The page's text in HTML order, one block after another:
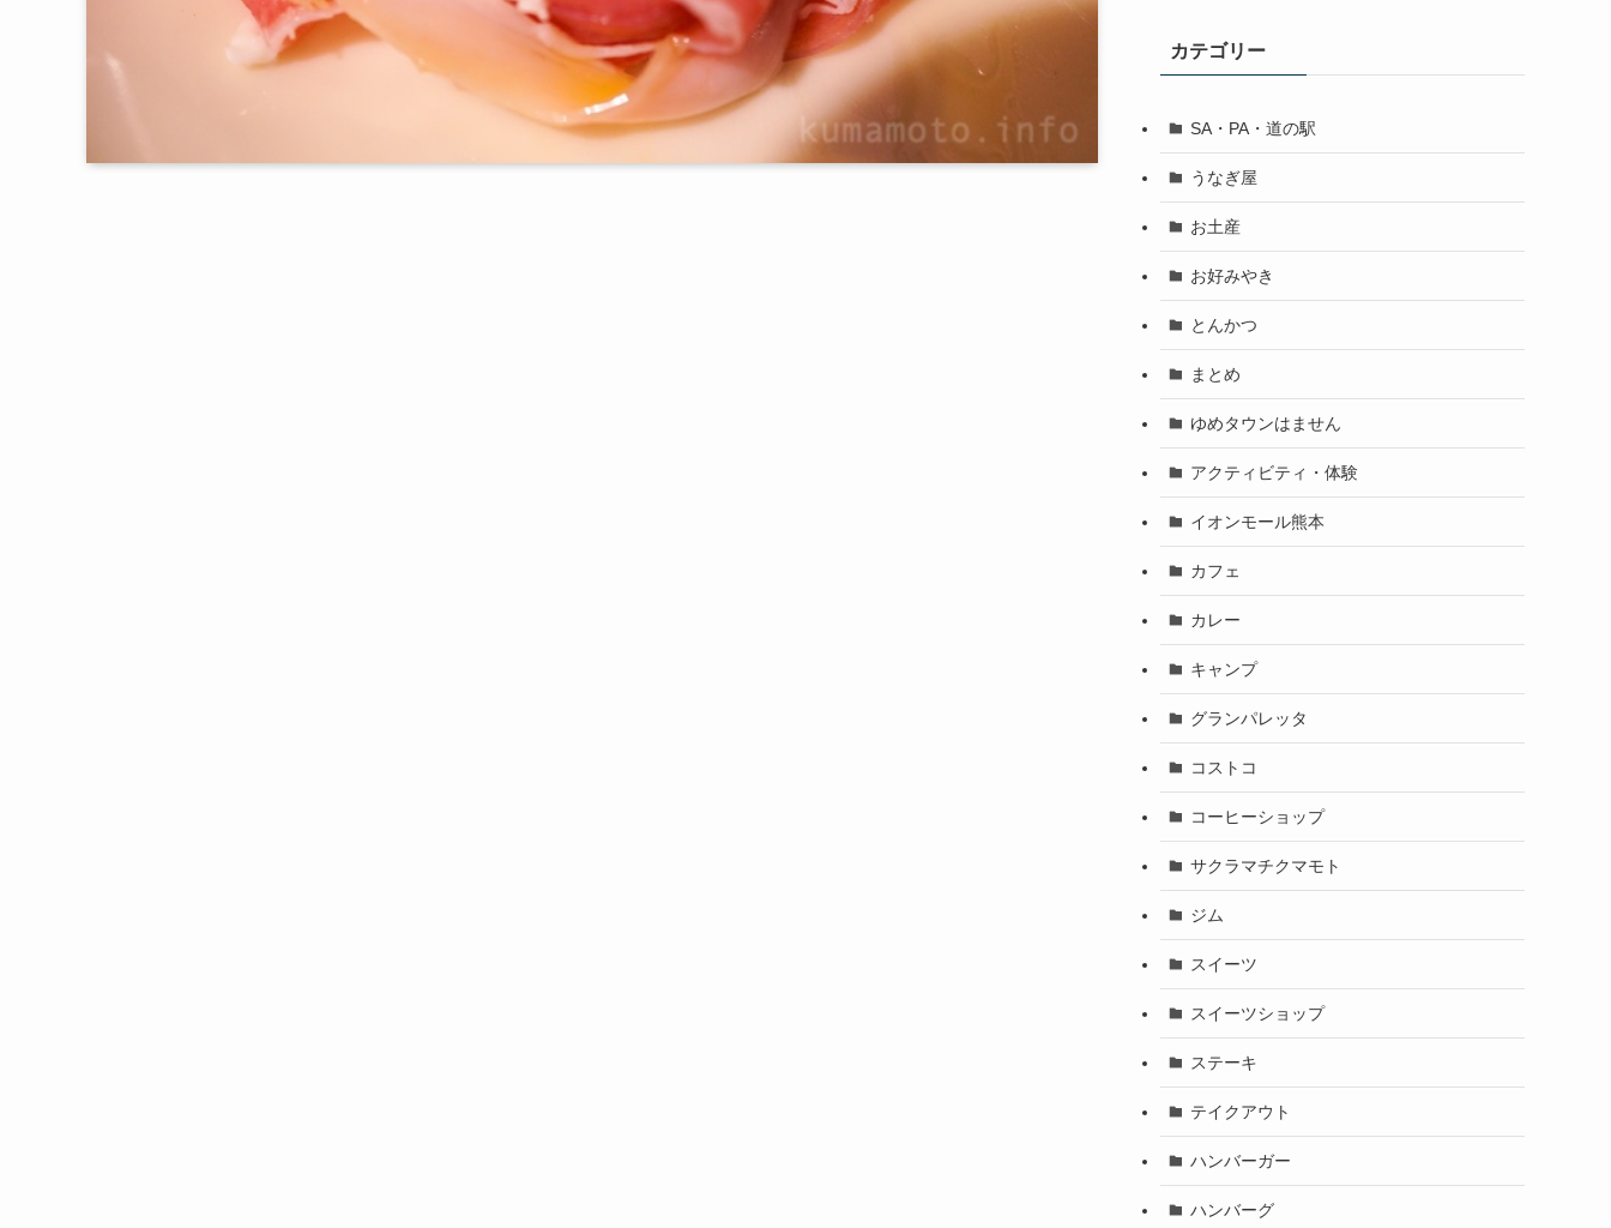
カテゴリー
SA・PA・道の駅
うなぎ屋
お土産
お好みやき
とんかつ
まとめ
ゆめタウンはません
アクティビティ・体験
イオンモール熊本
カフェ
カレー
キャンプ
グランパレッタ
コストコ
コーヒーショップ
サクラマチクマモト
ジム
スイーツ
スイーツショップ
ステーキ
テイクアウト
ハンバーガー
ハンバーグ